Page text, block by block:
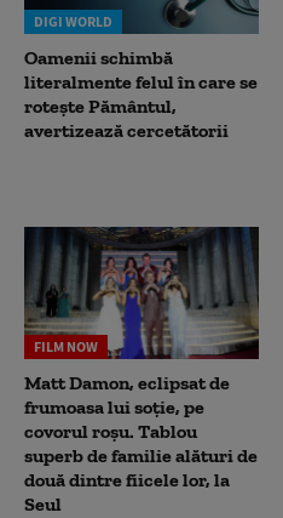
DIGI WORLD
Oamenii schimbă
literalmente felul în care se
rotește Pământul,
avertizează cercetătorii
FILM NOW
Matt Damon, eclipsat de
frumoasa lui soție, pe
covorul roșu. Tablou
superb de familie alături de
două dintre fiicele lor, la
Seul